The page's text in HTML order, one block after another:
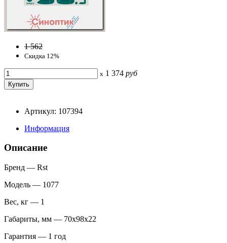
1 562
Скидка 12%
x 1 374 руб
Артикул: 107394
Информация
Описание
Бренд — Rst
Модель — 1077
Вес, кг — 1
Габариты, мм — 70x98x22
Гарантия — 1 год